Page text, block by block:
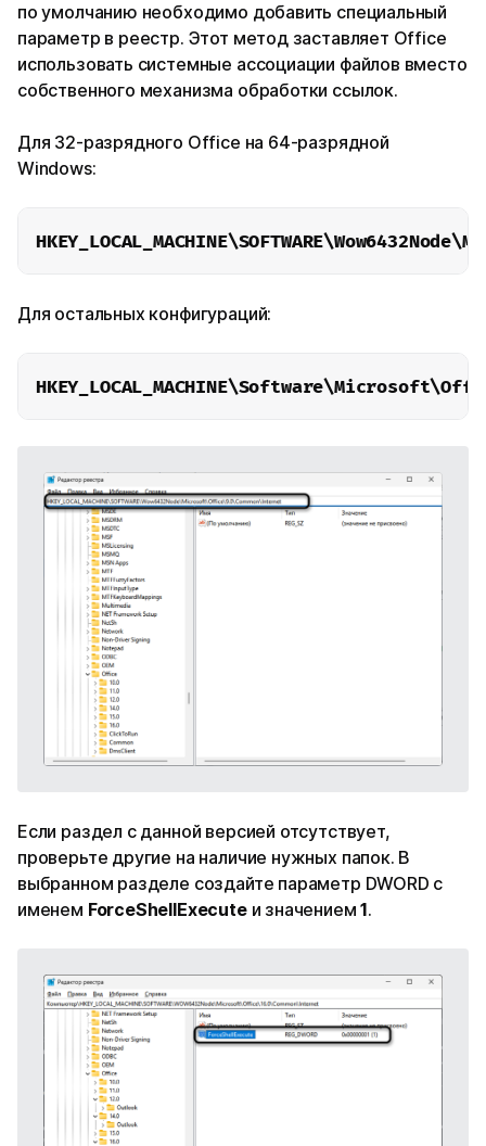
по умолчанию необходимо добавить специальный
параметр в реестр. Этот метод заставляет Office
использовать системные ассоциации файлов вместо
собственного механизма обработки ссылок.
Для 32-разрядного Office на 64-разрядной
Windows:
Для остальных конфигураций:
Если раздел с данной версией отсутствует,
проверьте другие на наличие нужных папок. В
выбранном разделе создайте параметр DWORD с
именем ForceShellExecuteи значением1.